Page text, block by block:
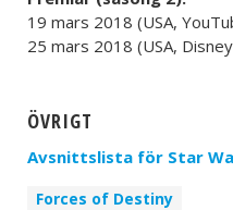
19 mars 2018 (USA,
25 mars 2018 (USA,
ÖVRIGT
Avsnittslista för Star
Forces of Destiny